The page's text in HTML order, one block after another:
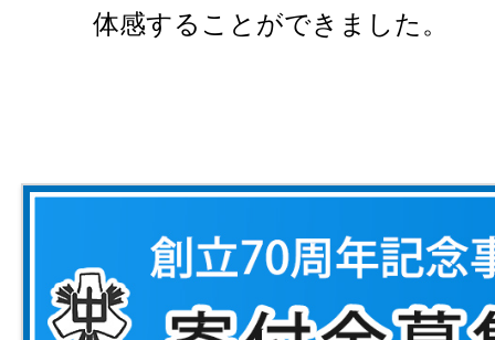
体感することができました。